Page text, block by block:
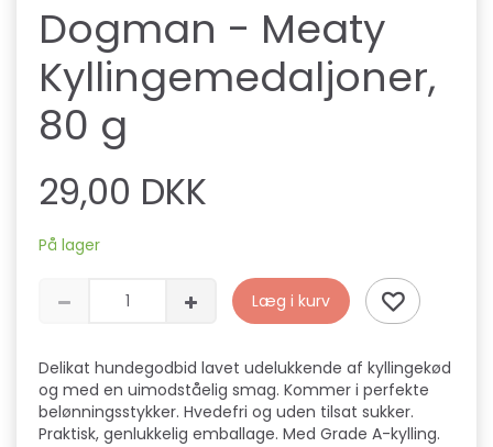
Dogman - Meaty
Kyllingemedaljoner,
80 g
29,00 DKK
På lager
Læg i kurv
Delikat hundegodbid lavet udelukkende af kyllingekød
og med en uimodståelig smag. Kommer i perfekte
belønningsstykker. Hvedefri og uden tilsat sukker.
Praktisk, genlukkelig emballage. Med Grade A-kylling.